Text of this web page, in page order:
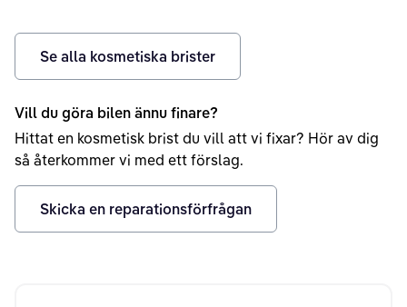
Se alla kosmetiska brister
Vill du göra bilen ännu finare?
Hittat en kosmetisk brist du vill att vi fixar? Hör av dig
så återkommer vi med ett förslag.
Skicka en reparationsförfrågan